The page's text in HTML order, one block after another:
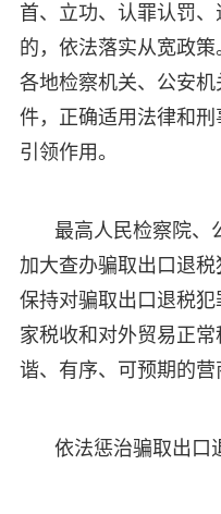
首、立功、认罪认罚
的，依法落实从宽政
各地检察机关、公安
件，正确适用法律和刑
引领作用。
最高人民检察院、
加大查办骗取出口退
保持对骗取出口退税
家税收和对外贸易正
谐、有序、可预期的营
依法惩治骗取出口